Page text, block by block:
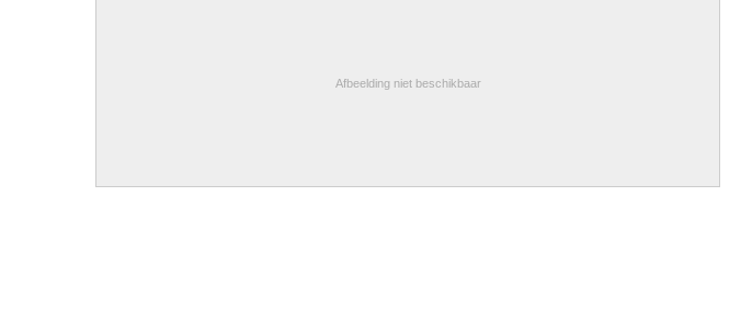
Afbeelding niet beschikbaar